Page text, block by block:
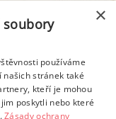
8.79 g
4.38 g
×
soubory
používáme
stránek také
kteří je mohou
poskytli nebo které
Zásady ochrany